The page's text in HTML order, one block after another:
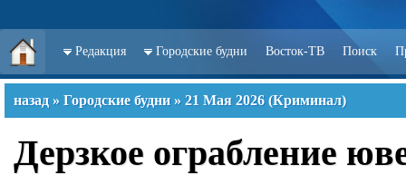
Редакция Городские будни Восток-ТВ Поиск
назад » Городские будни » 21 Мая 2026 (Криминал)
Дерзкое ограбление